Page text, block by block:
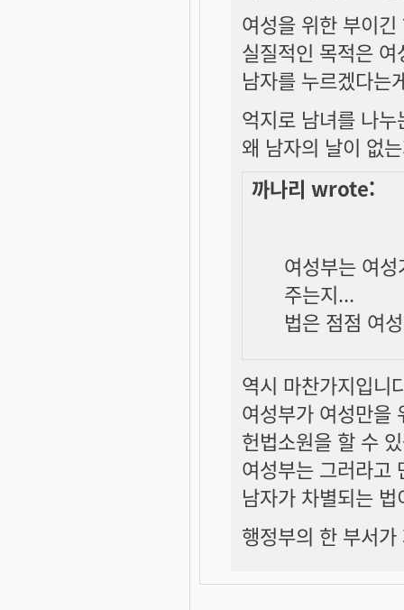
여성을 위한 부이긴
실질적인 목적은
남자를 누르겠다는
억지로 남녀를 나
왜 남자의 날이 없
까나리 wrote:
여성부는 여
주는지...
법은 점점 여
역시 마찬가지입니
여성부가 여성만을
헌법소원을 할 수
여성부는 그러라고
남자가 차별되는
행정부의 한 부서